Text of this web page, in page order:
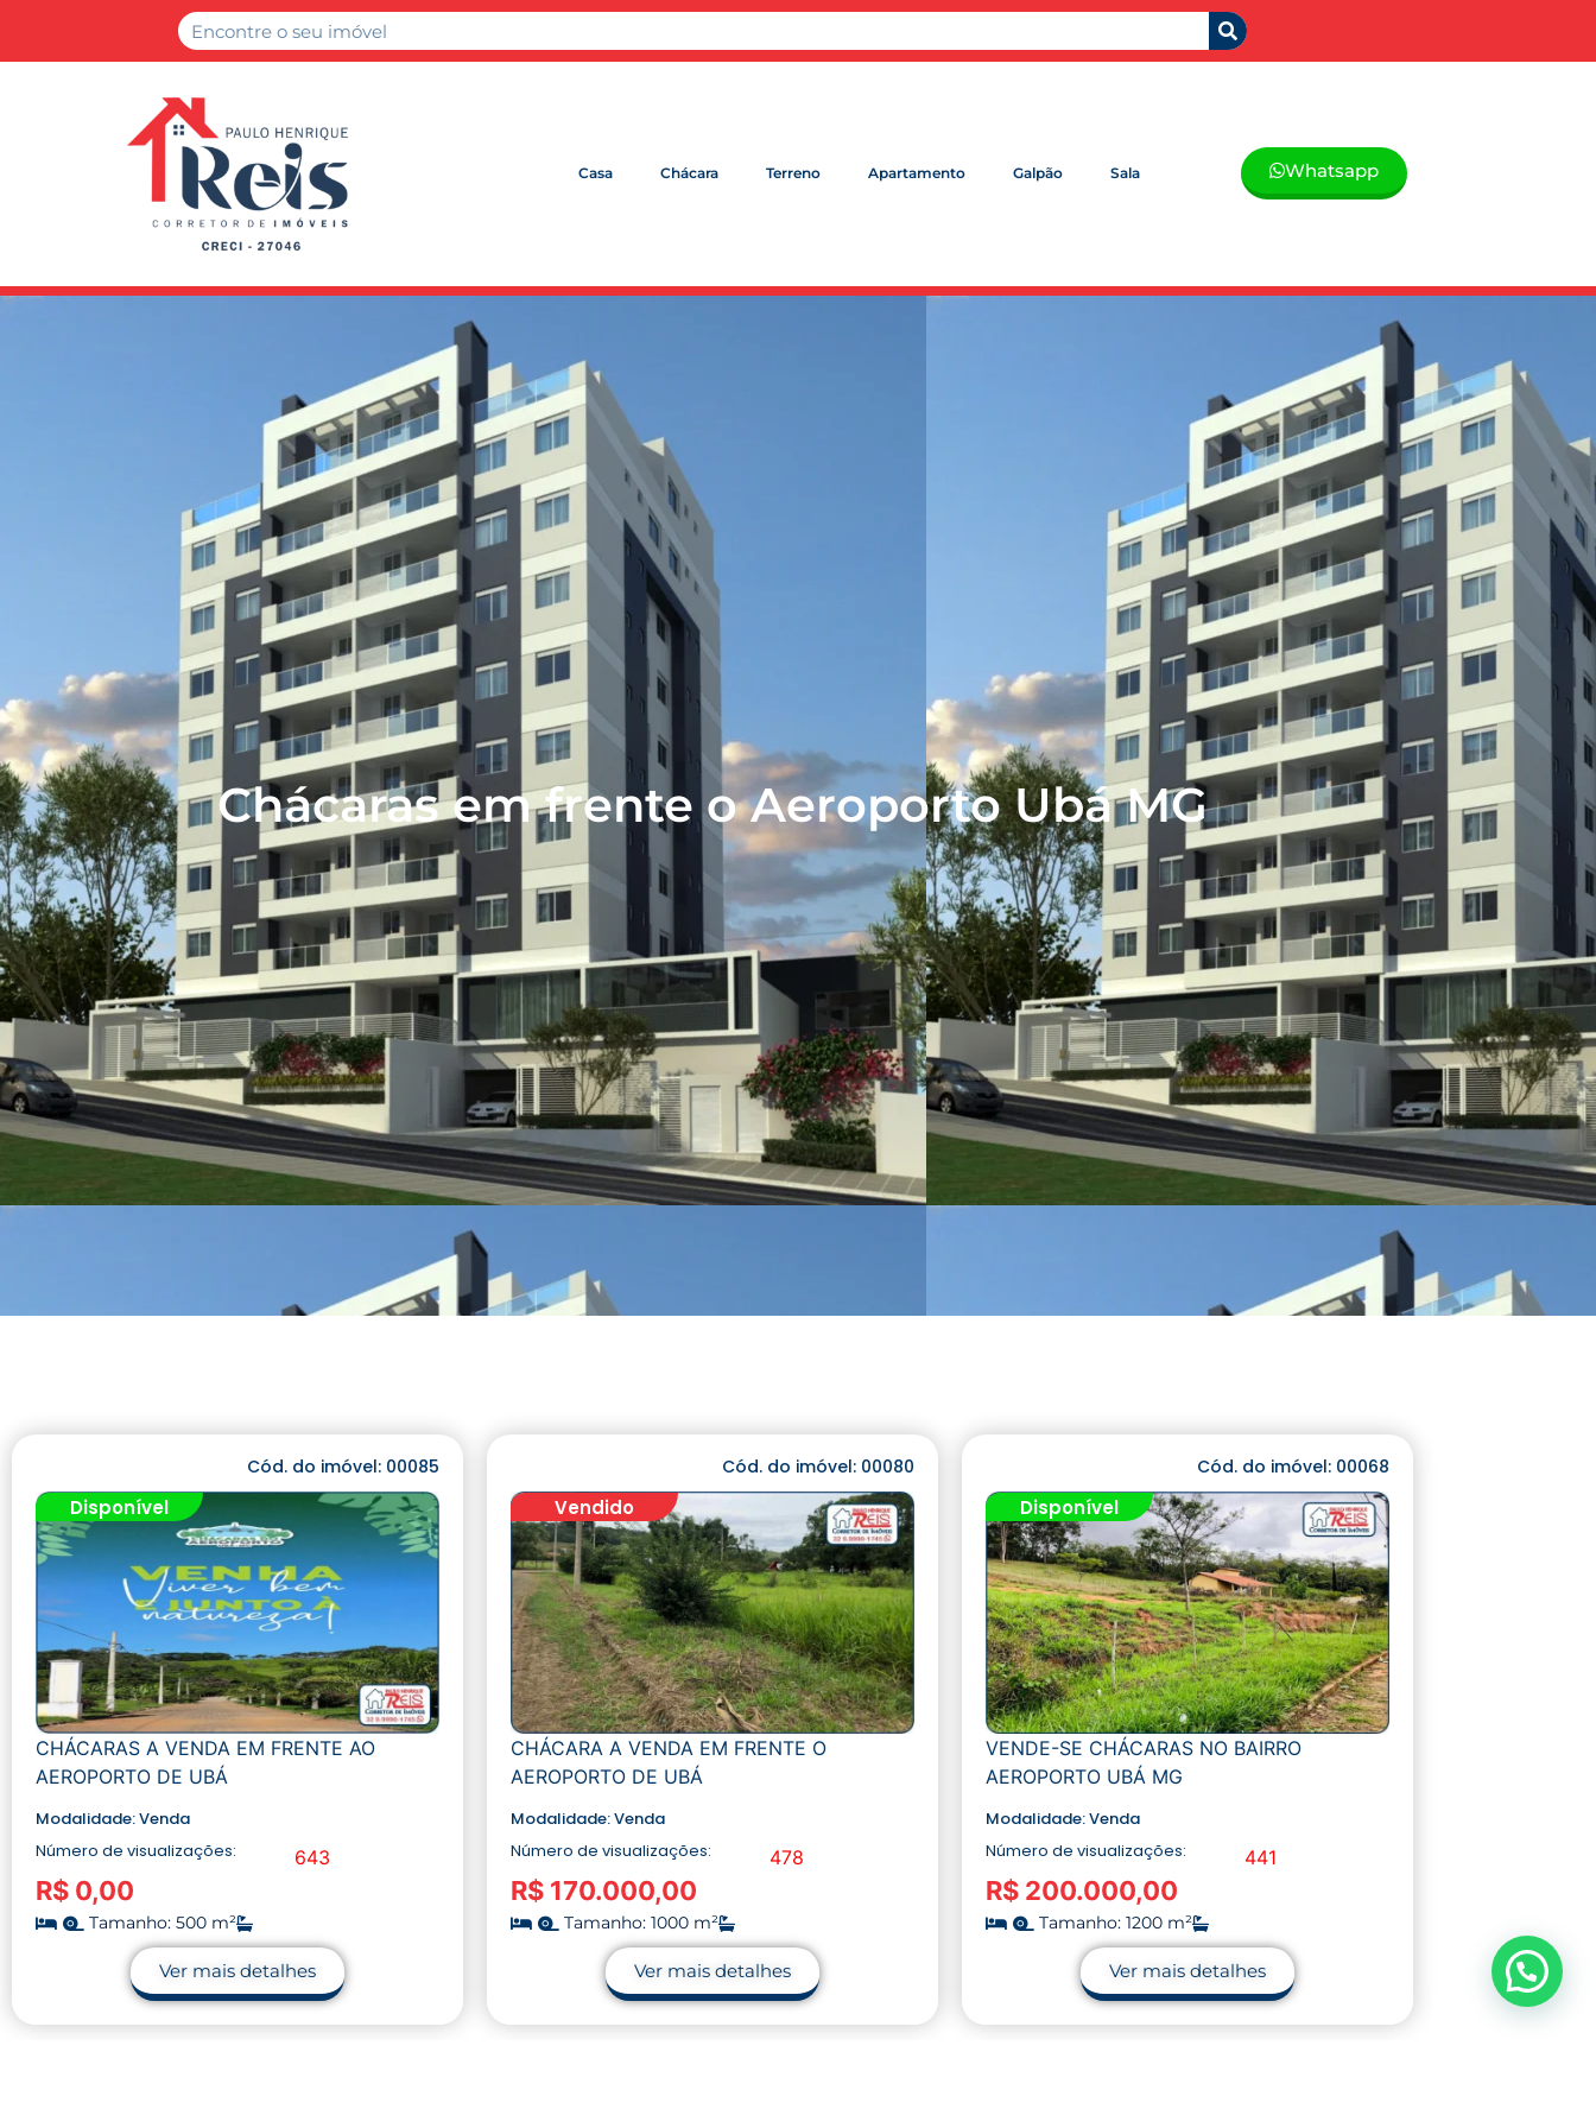
Casa Chácara Terreno Apartamento Galpão Sala Whatsapp
Chácaras em frente o Aeroporto Ubá MG
Cód. do imóvel: 00085
Disponível
CHÁCARAS A VENDA EM FRENTE AO
AEROPORTO DE UBÁ
Modalidade:Venda
Número de visualizações:
643
R$ 0,00
Tamanho: 500 m²
Ver mais detalhes
Cód. do imóvel: 00080
Vendido
CHÁCARA A VENDA EM FRENTE O
AEROPORTO DE UBÁ
Modalidade:Venda
Número de visualizações:
478
R$ 170.000,00
Tamanho: 1000 m²
Ver mais detalhes
Cód. do imóvel: 00068
Disponível
VENDE-SE CHÁCARAS NO BAIRRO
AEROPORTO UBÁ MG
Modalidade:Venda
Número de visualizações:
441
R$ 200.000,00
Tamanho: 1200 m²
Ver mais detalhes